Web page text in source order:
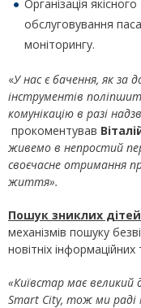
Організація
обслуговування
моніторингу.
«У нас є бачення, як за
інструментів
комунікацію в разі
прокоментував
живемо в непростий
своєчасне отримання
життя».
Пошук зниклих
механізмів пошуку
новітніх
«Київстар має великий
Smart City, тож ми